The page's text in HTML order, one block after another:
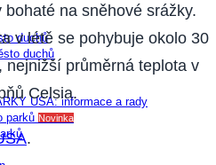
duchů
duchů
USA: informace a rady
parků Novinka
na sněhové srážky.
v létě se pohybuje okolo 30
nejnižší průměrná teplota v
Celsia.
.